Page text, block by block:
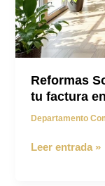
Reformas
tu factura
Departamento
Reformas
Leer entrada »